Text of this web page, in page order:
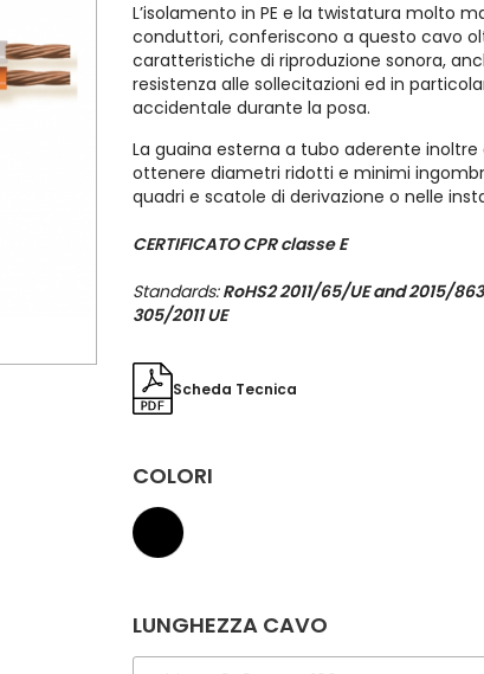
L’isolamento in PE e la twistatura molto
conduttori, conferiscono a questo cavo
caratteristiche di riproduzione sonora,
resistenza alle sollecitazioni ed in
accidentale durante la posa.
La guaina esterna a tubo aderente
ottenere diametri ridotti e minimi
quadri e scatole di derivazione o nelle
CERTIFICATO CPR classe E
Standards:RoHS2 2011/65/UE and 2015/
305/2011 UE
Scheda Tecnica
COLORI
LUNGHEZZA CAVO